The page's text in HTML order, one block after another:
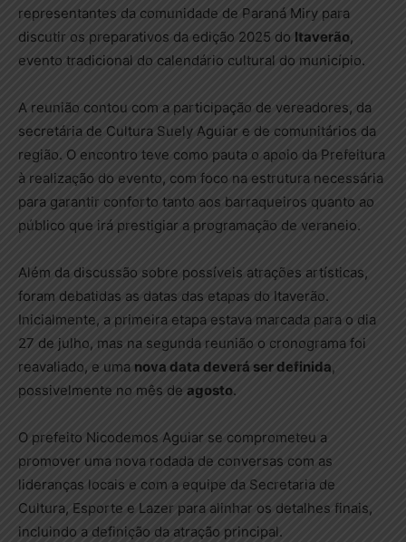
representantes da comunidade de Paraná Miry para
discutir os preparativos da edição 2025 do Itaverão,
evento tradicional do calendário cultural do município.
A reunião contou com a participação de vereadores, da
secretária de Cultura Suely Aguiar e de comunitários da
região. O encontro teve como pauta o apoio da Prefeitura
à realização do evento, com foco na estrutura necessária
para garantir conforto tanto aos barraqueiros quanto ao
público que irá prestigiar a programação de veraneio.
Além da discussão sobre possíveis atrações artísticas,
foram debatidas as datas das etapas do Itaverão.
Inicialmente, a primeira etapa estava marcada para o dia
27 de julho, mas na segunda reunião o cronograma foi
reavaliado, e uma nova data deverá ser definida,
possivelmente no mês de agosto.
O prefeito Nicodemos Aguiar se comprometeu a
promover uma nova rodada de conversas com as
lideranças locais e com a equipe da Secretaria de
Cultura, Esporte e Lazer para alinhar os detalhes finais,
incluindo a definição da atração principal.